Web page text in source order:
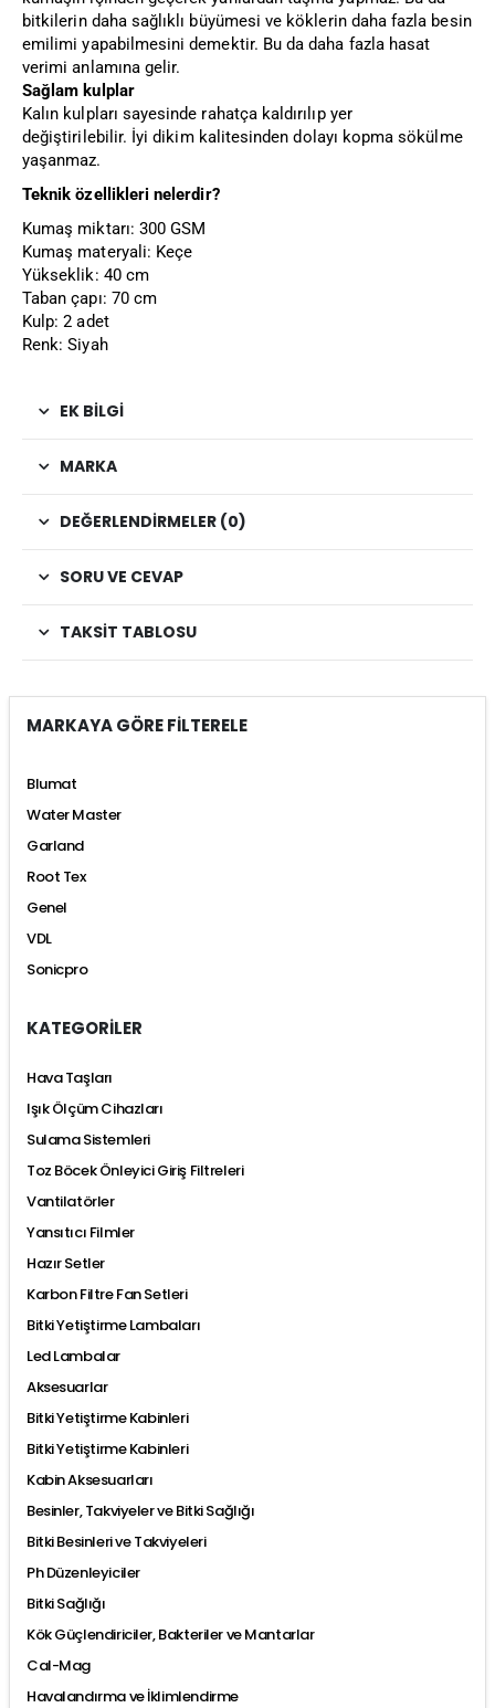
bitkilerin daha sağlıklı büyümesi ve köklerin daha fazla besin
emilimi yapabilmesini demektir. Bu da daha fazla hasat
verimi anlamına gelir.
Sağlam kulplar
Kalın kulpları sayesinde rahatça kaldırılıp yer
değiştirilebilir. İyi dikim kalitesinden dolayı kopma sökülme
yaşanmaz.
Teknik özellikleri nelerdir?
Kumaş miktarı: 300 GSM
Kumaş materyali: Keçe
Yükseklik: 40 cm
Taban çapı: 70 cm
Kulp: 2 adet
Renk: Siyah
EK BILGI
MARKA
DEĞERLENDIRMELER (0)
SORU VE CEVAP
TAKSIT TABLOSU
MARKAYA GÖRE FİLTERELE
Blumat
Water Master
Garland
Root Tex
Genel
VDL
Sonicpro
KATEGORİLER
Hava Taşları
Işık Ölçüm Cihazları
Sulama Sistemleri
Toz Böcek Önleyici Giriş Filtreleri
Vantilatörler
Yansıtıcı Filmler
Hazır Setler
Karbon Filtre Fan Setleri
Bitki Yetiştirme Lambaları
Led Lambalar
Aksesuarlar
Bitki Yetiştirme Kabinleri
Bitki Yetiştirme Kabinleri
Kabin Aksesuarları
Besinler, Takviyeler ve Bitki Sağlığı
Bitki Besinleri ve Takviyeleri
Ph Düzenleyiciler
Bitki Sağlığı
Kök Güçlendiriciler, Bakteriler ve Mantarlar
Cal-Mag
Havalandırma ve İklimlendirme